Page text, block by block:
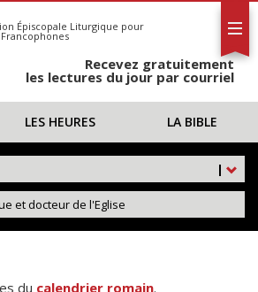
Épiscopale Liturgique pour
Francophones
Recevez gratuitement
les lectures du jour par courriel
LES HEURES LA BIBLE
|
et docteur de l'Eglise
du calendrier romain.